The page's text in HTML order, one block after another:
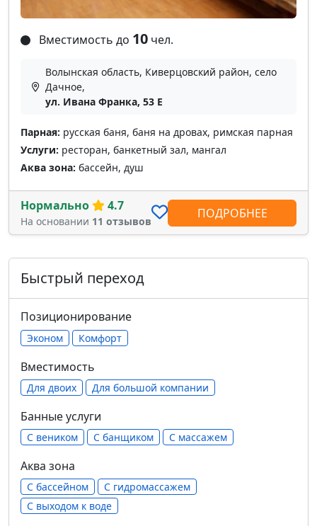
Вместимость до 10 чел.
Волынская область, Киверцовский район, село
Дачное,
ул. Ивана Франка, 53 E
Парная: русская баня, баня на дровах, римская парная
Услуги: ресторан, банкетный зал, мангал
Аква зона: бассейн, душ
Нормально 4.7
На основании 11 отзывов
ПОДРОБНЕЕ
Быстрый переход
Позиционирование
Эконом Комфорт
Вместимость
Для двоих Для большой компании
Банные услуги
С веником С банщиком С массажем
Аква зона
С бассейном
С гидромассажем
С выходом к воде